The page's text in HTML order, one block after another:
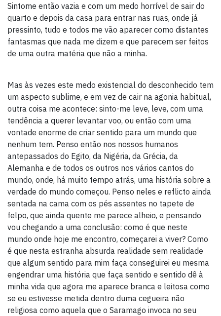
Sintome então vazia e com um medo horrível de sair do
quarto e depois da casa para entrar nas ruas, onde já
pressinto, tudo e todos me vão aparecer como distantes
fantasmas que nada me dizem e que parecem ser feitos
de uma outra matéria que não a minha.
Mas às vezes este medo existencial do desconhecido tem
um aspecto sublime, e em vez de cair na agonia habitual,
outra coisa me acontece: sinto-me leve, leve, com uma
tendência a querer levantar voo, ou então com uma
vontade enorme de criar sentido para um mundo que
nenhum tem. Penso então nos nossos humanos
antepassados do Egito, da Nigéria, da Grécia, da
Alemanha e de todos os outros nos vários cantos do
mundo, onde, há muito tempo atrás, uma história sobre a
verdade do mundo começou. Penso neles e reflicto ainda
sentada na cama com os pés assentes no tapete de
felpo, que ainda quente me parece alheio, e pensando
vou chegando a uma conclusão: como é que neste
mundo onde hoje me encontro, começarei a viver? Como
é que nesta estranha absurda realidade sem realidade
que algum sentido para mim faça conseguirei eu mesma
engendrar uma história que faça sentido e sentido dê à
minha vida que agora me aparece branca e leitosa como
se eu estivesse metida dentro duma cegueira não
religiosa como aquela que o Saramago invoca no seu